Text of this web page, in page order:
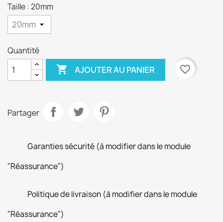
Taille : 20mm
Quantité
 AJOUTER AU PANIER favorite_border
Partager
Garanties sécurité (à modifier dans le module
"Réassurance")
Politique de livraison (à modifier dans le module
"Réassurance")